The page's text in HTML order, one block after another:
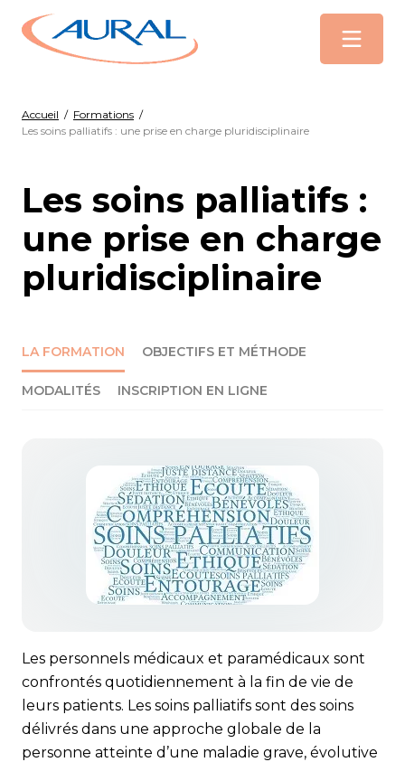
Menu
Accueil / Formations /
Les soins palliatifs : une prise en charge pluridisciplinaire
Les soins palliatifs :
une prise en charge
pluridisciplinaire
LA FORMATION OBJECTIFS ET MÉTHODE
MODALITÉS INSCRIPTION EN LIGNE
Les personnels médicaux et paramédicaux sont
confrontés quotidiennement à la fin de vie de
leurs patients. Les soins palliatifs sont des soins
délivrés dans une approche globale de la
personne atteinte d’une maladie grave, évolutive